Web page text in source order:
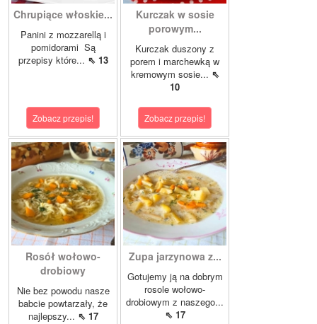
Chrupiące włoskie...
Panini z mozzarellą i
pomidorami Są
przepisy które... ⇖ 13
Zobacz przepis!
Kurczak w sosie
porowym...
Kurczak duszony z
porem i marchewką w
kremowym sosie... ⇖
10
Zobacz przepis!
Rosół wołowo-
drobiowy
Nie bez powodu nasze
babcie powtarzały, że
najlepszy... ⇖ 17
Zupa jarzynowa z...
Gotujemy ją na dobrym
rosole wołowo-
drobiowym z naszego...
⇖ 17